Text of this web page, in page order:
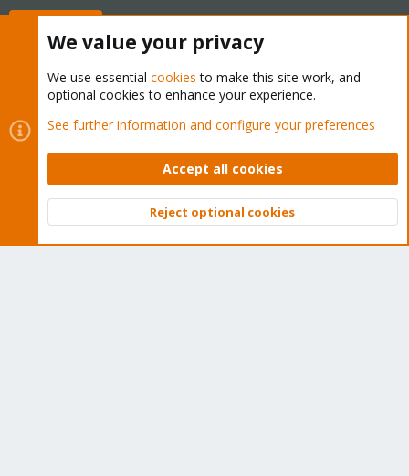
Cookies
Proxmox Support Forum - Light Mode
Contact us
Terms and rules Privacy policy Help Home
Community platform by XenForo © 2010-2026 XenForo Ltd.
Top
We value your privacy
We use essential cookies to make this site work, and
optional cookies to enhance your experience.
See further information and configure your preferences
Accept all cookies
Reject optional cookies